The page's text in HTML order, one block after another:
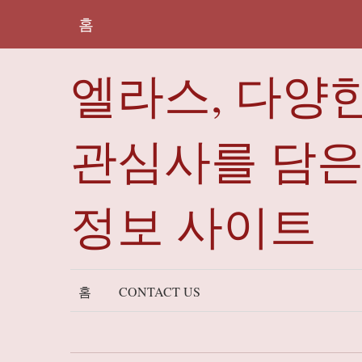
홈
엘라스, 다양
관심사를 담
정보 사이트
홈 CONTACT US